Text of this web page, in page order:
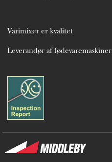
Varimixer er kvalitet
Leverandør af fødevaremaskiner